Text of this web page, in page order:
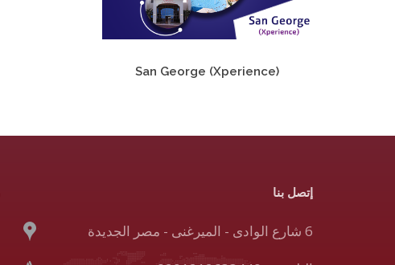
San George (Xperience)
إتصل بنا
6 شارع الوادى - الميرغنى - مصر الجديدة